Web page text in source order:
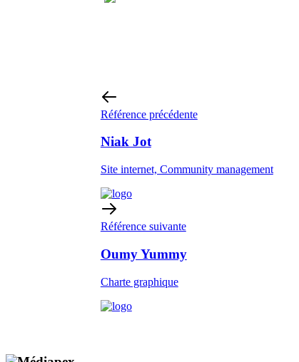
Référence précédente
Niak Jot
Site internet, Community management
Référence suivante
Oumy Yummy
Charte graphique